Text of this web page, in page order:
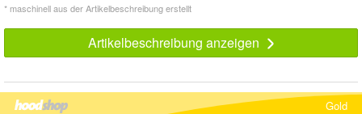
* maschinell aus der Artikelbeschreibung erstellt
Artikelbeschreibung anzeigen
Gold